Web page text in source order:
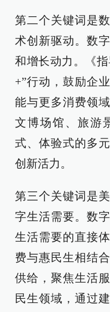
第二个关键词是
术创新驱动。数
和增长动力。《
+”行动，鼓励企
能与更多消费领
文博场馆、旅游
式、体验式的多
创新活力。
第三个关键词是
字生活需要。数
生活需要的直接
费与惠民生相结
供给，聚焦生活
民生领域，通过